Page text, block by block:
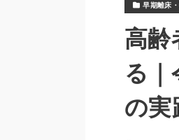
早期離床
高齢
る｜
の実